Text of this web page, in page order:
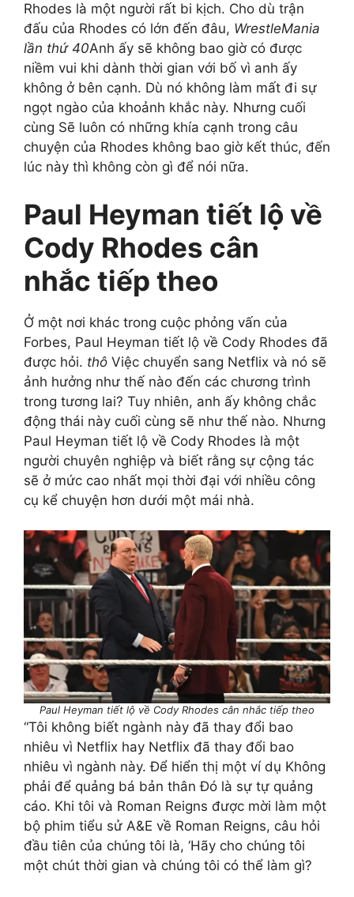
Rhodes là một người rất bi kịch. Cho dù trận
đấu của Rhodes có lớn đến đâu, WrestleMania
lần thứ 40Anh ấy sẽ không bao giờ có được
niềm vui khi dành thời gian với bố vì anh ấy
không ở bên cạnh. Dù nó không làm mất đi sự
ngọt ngào của khoảnh khắc này. Nhưng cuối
cùng Sẽ luôn có những khía cạnh trong câu
chuyện của Rhodes không bao giờ kết thúc, đến
lúc này thì không còn gì để nói nữa.
Paul Heyman tiết lộ về
Cody Rhodes cân
nhắc tiếp theo
Ở một nơi khác trong cuộc phỏng vấn của
Forbes, Paul Heyman tiết lộ về Cody Rhodes đã
được hỏi. thô Việc chuyển sang Netflix và nó sẽ
ảnh hưởng như thế nào đến các chương trình
trong tương lai? Tuy nhiên, anh ấy không chắc
động thái này cuối cùng sẽ như thế nào. Nhưng
Paul Heyman tiết lộ về Cody Rhodes là một
người chuyên nghiệp và biết rằng sự cộng tác
sẽ ở mức cao nhất mọi thời đại với nhiều công
cụ kể chuyện hơn dưới một mái nhà.
Paul Heyman tiết lộ về Cody Rhodes cân nhắc tiếp theo
“Tôi không biết ngành này đã thay đổi bao
nhiêu vì Netflix hay Netflix đã thay đổi bao
nhiêu vì ngành này. Để hiển thị một ví dụ Không
phải để quảng bá bản thân Đó là sự tự quảng
cáo. Khi tôi và Roman Reigns được mời làm một
bộ phim tiểu sử A&E về Roman Reigns, câu hỏi
đầu tiên của chúng tôi là, ‘Hãy cho chúng tôi
một chút thời gian và chúng tôi có thể làm gì?